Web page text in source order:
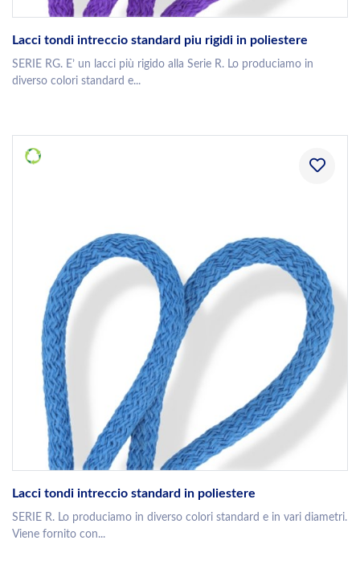
Lacci tondi intreccio standard piu rigidi in poliestere
SERIE RG. E’ un lacci più rigido alla Serie R. Lo produciamo in
diverso colori standard e...
Lacci tondi intreccio standard in poliestere
SERIE R. Lo produciamo in diverso colori standard e in vari diametri.
Viene fornito con...